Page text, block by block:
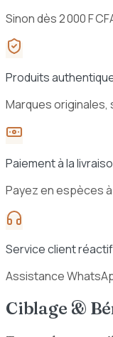
Sinon dès 2 000 F
Produits
Marques
Paiement à la
Payez en espèces à
Service client réactif
Assistance
Ciblage &